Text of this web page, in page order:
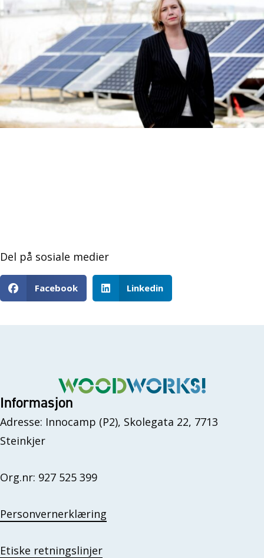
Del på sosiale medier
Facebook Linkedin
Informasjon
Adresse: Innocamp (P2), Skolegata 22, 7713
Steinkjer
Org.nr: 927 525 399
Personvernerklæring
Etiske retningslinjer